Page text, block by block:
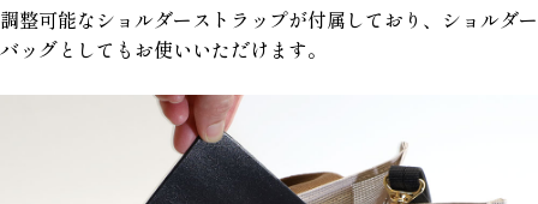
調整可能なショルダーストラップが付属しており、ショルダー
バッグとしてもお使いいただけます。